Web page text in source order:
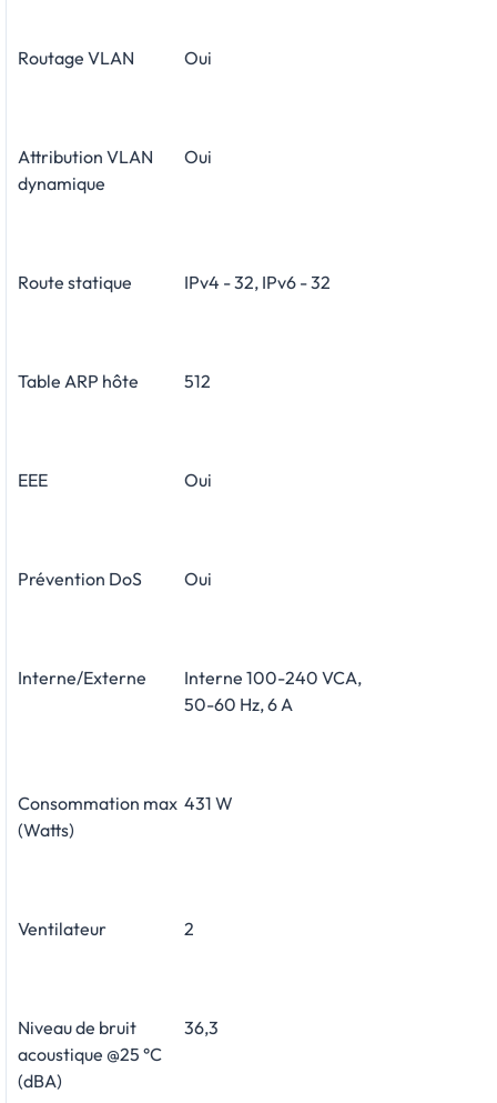
Routage VLAN Oui
Attribution VLAN
dynamique
Oui
Route statique IPv4 - 32, IPv6 - 32
Table ARP hôte 512
EEE Oui
Prévention DoS Oui
Interne/Externe
Interne 100-240 VCA,
50-60 Hz, 6 A
Consommation max
(Watts)
431 W
Ventilateur 2
Niveau de bruit
acoustique @25 °C
(dBA)
36,3